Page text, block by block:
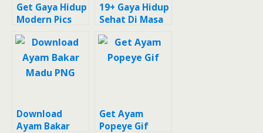
Get Gaya Hidup
Modern Pics
19+ Gaya Hidup
Sehat Di Masa
Pandemi Pics
Download
Ayam Bakar
Get Ayam
Popeye Gif